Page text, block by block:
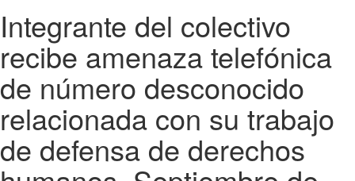
Integrante del colectivo
recibe amenaza telefónica
de número desconocido
relacionada con su trabajo
de defensa de derechos